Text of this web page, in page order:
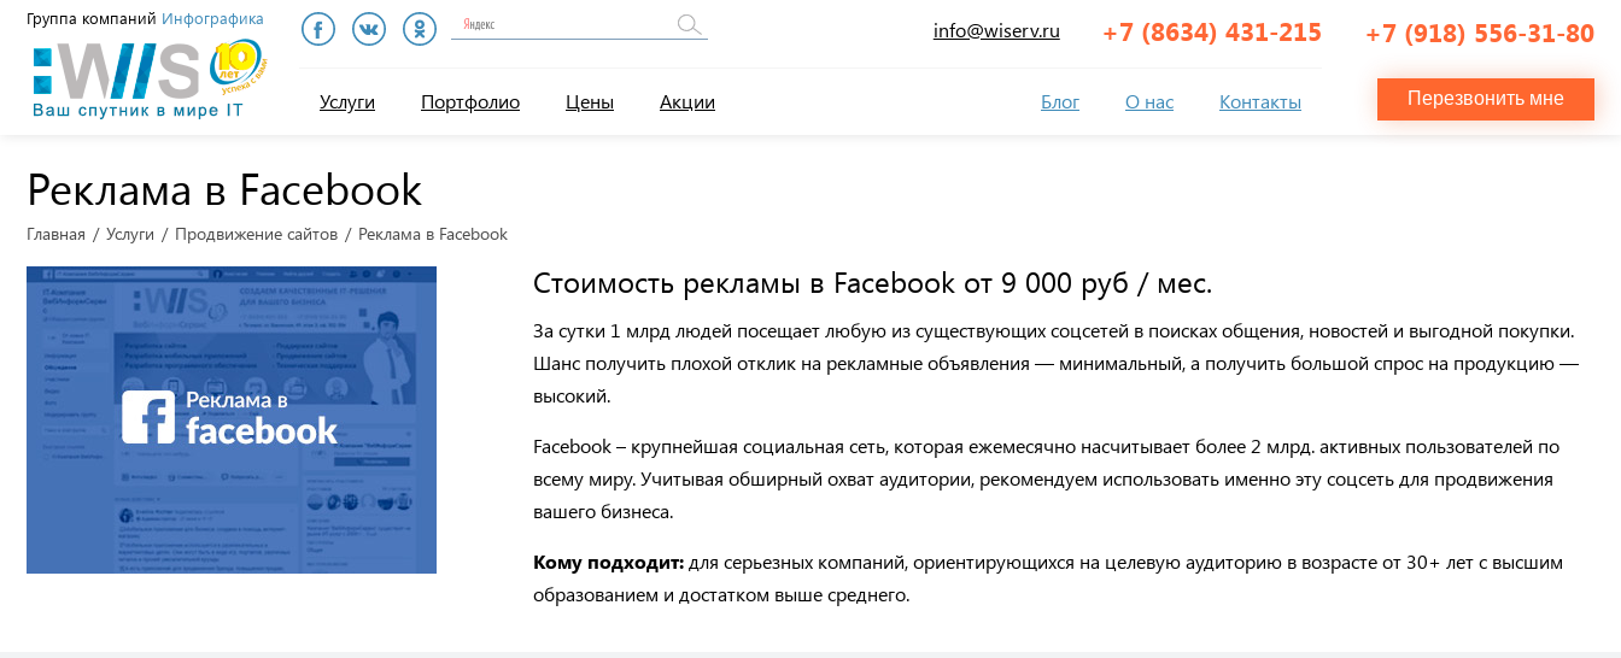
Группа компаний Инфографика
Инфографика
info@wiserv.ru +7 (8634) 431-215
Услуги Портфолио Цены Акции Блог О нас Контакты
+7 (918) 556-31-80
Перезвонить мне
Реклама в Facebook
Главная Услуги Продвижение сайтов Реклама в Facebook
Стоимость рекламы в Facebook от 9 000 руб / мес.
За сутки 1 млрд людей посещает любую из существующихсоцсетей в поисках общения, новостей и выгодной покупки.
Шанс получить плохой отклик на рекламные объявления — минимальный,а получить большой спрос на продукцию —
высокий.
Facebook – крупнейшая социальная сеть, которая ежемесячно насчитывает более 2 млрд. активных пользователей по
всему миру. Учитывая обширный охват аудитории, рекомендуем использовать именноэту соцсеть для продвижения
вашего бизнеса.
Кому подходит: для серьезных компаний, ориентирующихся на целевую аудиторию в возрасте от 30+ лет с высшим
образованием и достатком выше среднего.